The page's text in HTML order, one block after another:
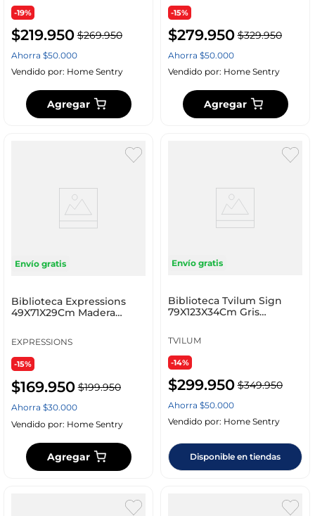
-19%
$219.950 $269.950
Ahorra $50.000
Vendido por: Home Sentry
Agregar
-15%
$279.950 $329.950
Ahorra $50.000
Vendido por: Home Sentry
Agregar
Envío gratis
Biblioteca Expressions
49X71X29Cm Madera
EXPRESSIONS
-15%
$169.950 $199.950
Ahorra $30.000
Vendido por: Home Sentry
Agregar
Envío gratis
Biblioteca Tvilum Sign
79X123X34Cm Gris
TVILUM
-14%
$299.950 $349.950
Ahorra $50.000
Vendido por: Home Sentry
Disponible en tiendas